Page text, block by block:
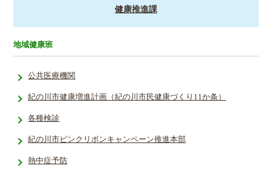
健康推進課
地域健康班
公共医療機関
紀の川市健康増進計画（紀の川市民健康づくり11か条）
各種検診
紀の川市ピンクリボンキャンペーン推進本部
熱中症予防